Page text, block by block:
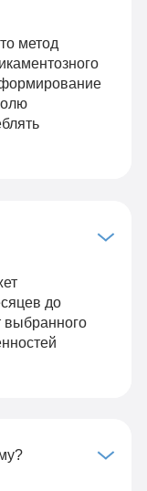
метод
до
выбранного